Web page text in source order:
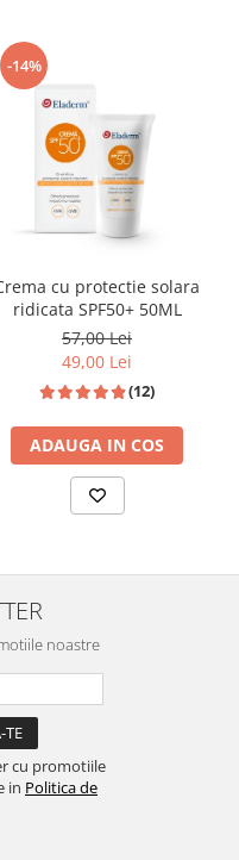
-14%
cu protectie solara
ridicata SPF50+ 50ML
57,00 Lei
49,00 Lei
(12)
ADAUGA IN COS
noastre
cu promotiile
in Politica de